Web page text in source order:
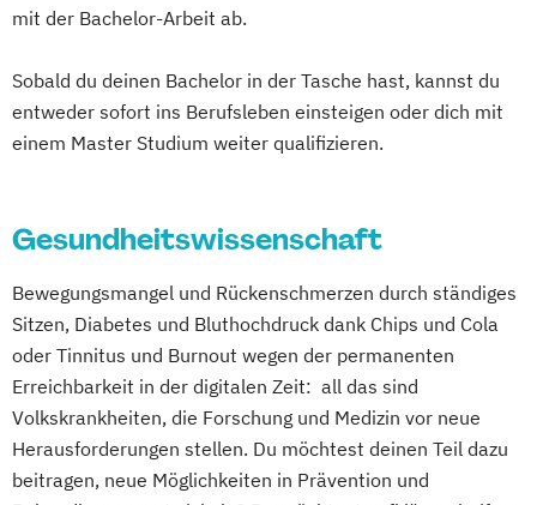
mit der Bachelor-Arbeit ab.
Sobald du deinen Bachelor in der Tasche hast, kannst du
entweder sofort ins Berufsleben einsteigen oder dich mit
einem Master Studium weiter qualifizieren.
Gesundheitswissenschaft
Bewegungsmangel und Rückenschmerzen durch ständiges
Sitzen, Diabetes und Bluthochdruck dank Chips und Cola
oder Tinnitus und Burnout wegen der permanenten
Erreichbarkeit in der digitalen Zeit: all das sind
Volkskrankheiten, die Forschung und Medizin vor neue
Herausforderungen stellen. Du möchtest deinen Teil dazu
beitragen, neue Möglichkeiten in Prävention und